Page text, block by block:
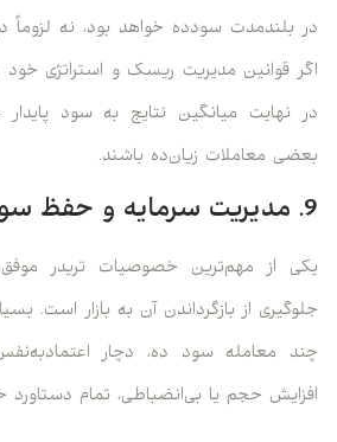
در بلندمدت سودده خواهد بود، نه لزوماً
اگر قوانین مدیریت ریسک و استراتژی خود
در نهایت میانگین نتایج به سود
بعضی معاملات زیان‌ده باشند.
9. مدیریت سرمایه و حفظ سود
یکی از مهم‌ترین خصوصیات تریدر
جلوگیری از بازگرداندن آن به بازار است.
چند معامله سود ده، دچار
افزایش حجم یا بی‌انضباطی، تمام